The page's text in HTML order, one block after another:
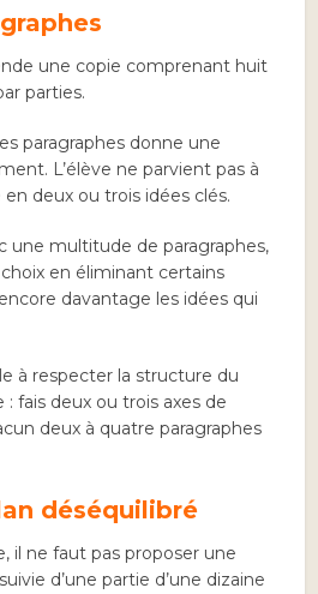
une copie comprenant huit
parties.
paragraphes donne une
L’élève ne parvient pas à
deux ou trois idées clés.
une multitude de paragraphes,
en éliminant certains
davantage les idées qui
à respecter la structure du
fais deux ou trois axes de
deux à quatre paragraphes
déséquilibré
il ne faut pas proposer une
d’une partie d’une dizaine